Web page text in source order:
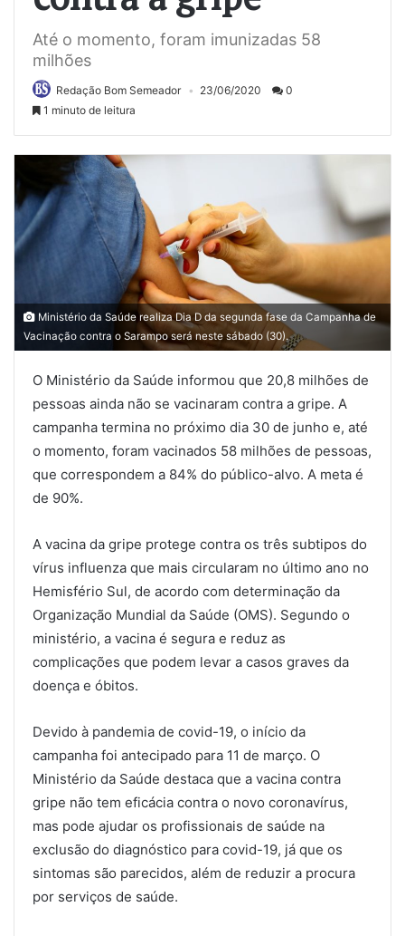
Até o momento, foram imunizadas 58
milhões
Redação Bom Semeador 23/06/2020
0
1 minuto de leitura
Ministério da Saúde realiza Dia D da segunda fase da Campanha de
Vacinação contra o Sarampo será neste sábado (30).
O Ministério da Saúde informou que 20,8 milhões de
pessoas ainda não se vacinaram contra a gripe. A
campanha termina no próximo dia 30 de junho e, até
o momento, foram vacinados 58 milhões de pessoas,
que correspondem a 84% do público-alvo. A meta é
de 90%.
A vacina da gripe protege contra os três subtipos do
vírus influenza que mais circularam no último ano no
Hemisfério Sul, de acordo com determinação da
Organização Mundial da Saúde (OMS). Segundo o
ministério, a vacina é segura e reduz as
complicações que podem levar a casos graves da
doença e óbitos.
Devido à pandemia de covid-19, o início da
campanha foi antecipado para 11 de março. O
Ministério da Saúde destaca que a vacina contra
gripe não tem eficácia contra o novo coronavírus,
mas pode ajudar os profissionais de saúde na
exclusão do diagnóstico para covid-19, já que os
sintomas são parecidos, além de reduzir a procura
por serviços de saúde.